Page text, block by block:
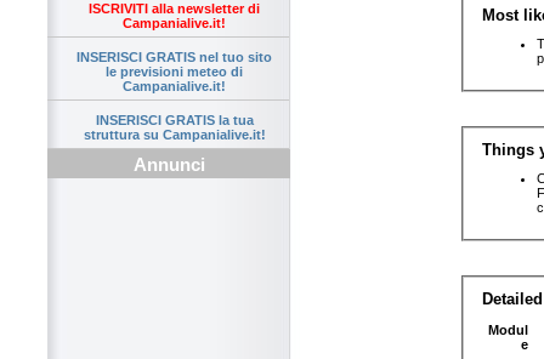
ISCRIVITI alla newsletter di
Campanialive.it!
INSERISCI GRATIS nel tuo sito
le previsioni meteo di
Campanialive.it!
INSERISCI GRATIS la tua
struttura su Campanialive.it!
Annunci